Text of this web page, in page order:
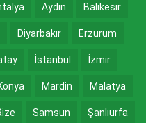
Aydın Balıkesir
Diyarbakır Erzurum
İstanbul İzmir
Mardin Malatya
Samsun Şanlıurfa